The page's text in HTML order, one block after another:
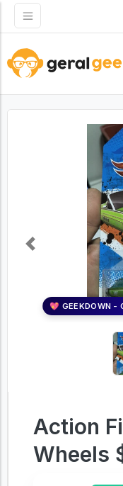
💖 GEEKDOWN -
Previous
Action
Wheels